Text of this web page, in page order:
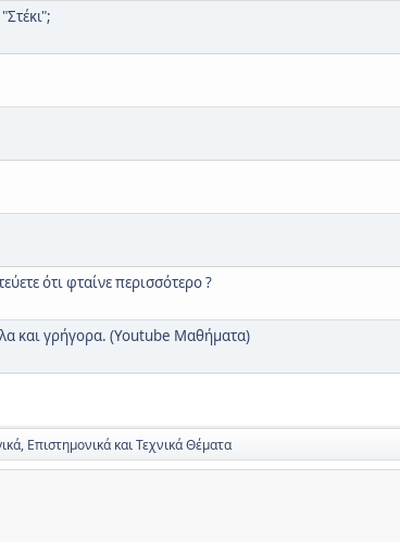
ότι φταίνε περισσότερο ?
και γρήγορα. (Youtube Μαθήματα)
Επιστημονικά και Τεχνικά Θέματα